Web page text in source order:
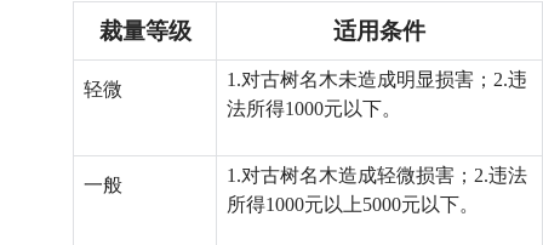
裁量等级 适用条件
轻微
1.对古树名木未造成明显损害；2.违
法所得1000元以下。
一般 1.对古树名木造成轻微损害； 2.违法
所得1000元以上5000元以下。